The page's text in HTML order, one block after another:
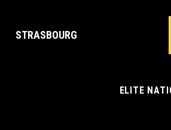
STRASBOURG
ELITE